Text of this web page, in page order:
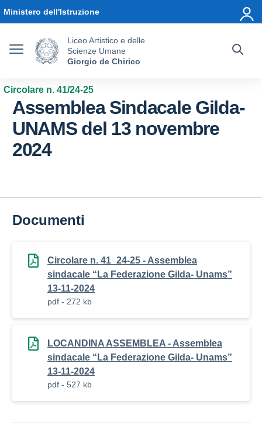
Ministero dell'Istruzione
Liceo Artistico e delle
Scienze Umane
Giorgio de Chirico
Circolare n. 41/24-25
Assemblea Sindacale Gilda-
UNAMS del 13 novembre
2024
Documenti
Circolare n. 41_24-25 - Assemblea
sindacale “La Federazione Gilda- Unams”
13-11-2024
pdf - 272 kb
LOCANDINA ASSEMBLEA - Assemblea
sindacale “La Federazione Gilda- Unams”
13-11-2024
pdf - 527 kb